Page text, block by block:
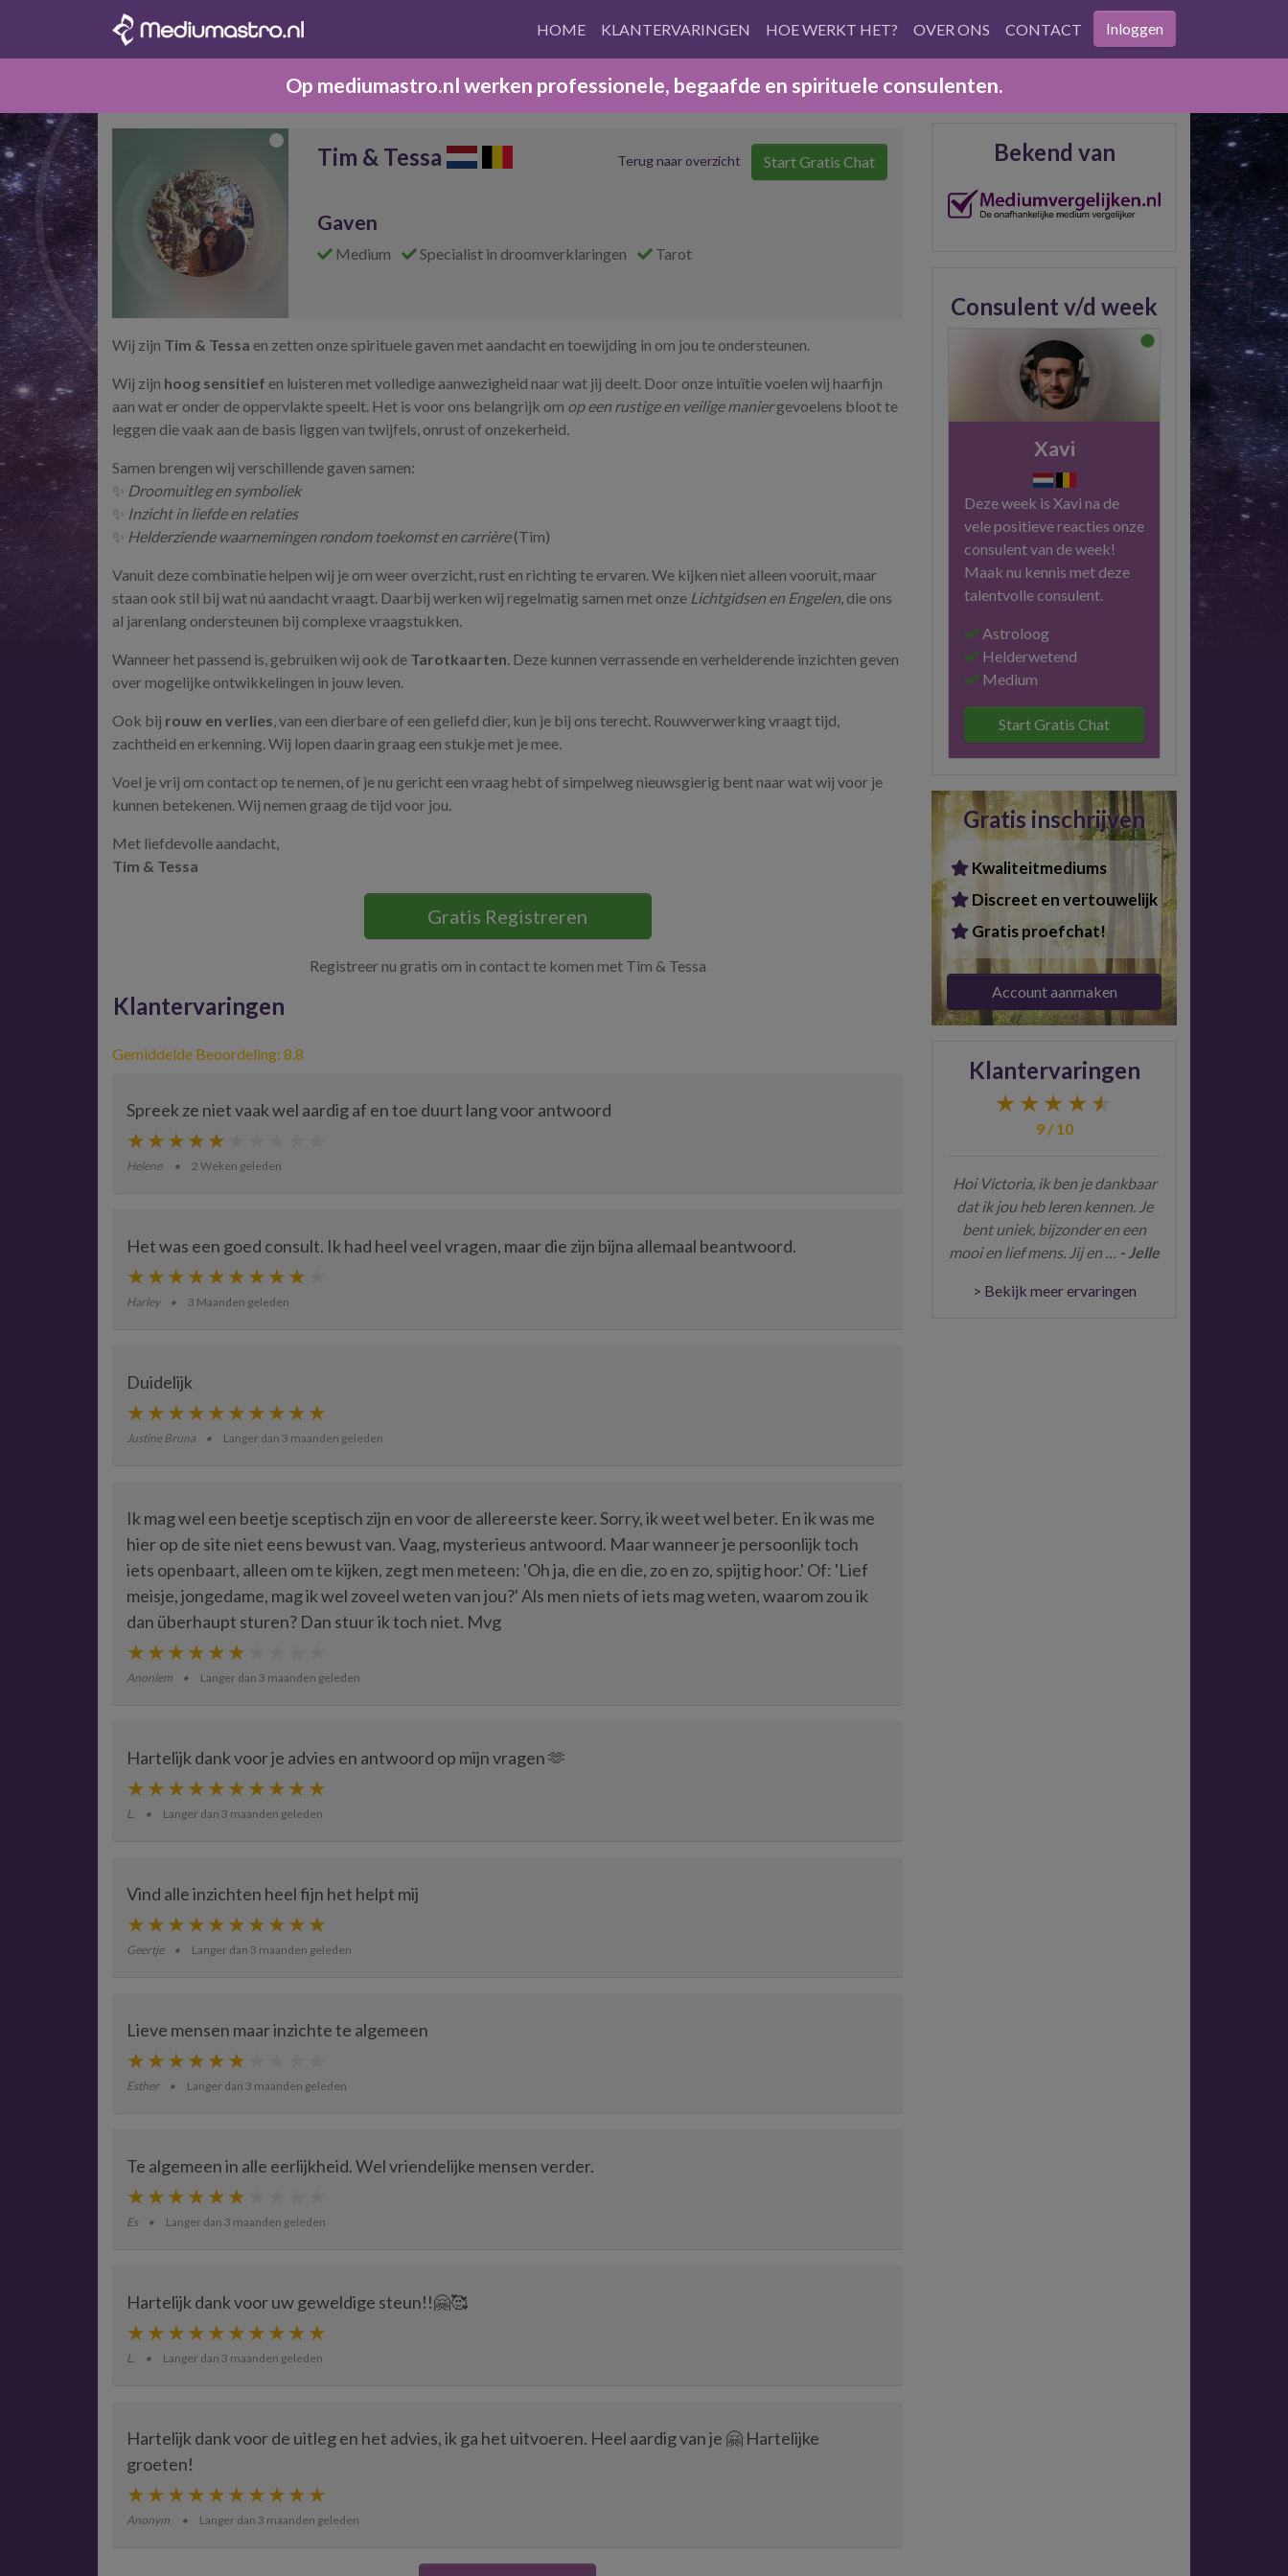
HOME KLANTERVARINGEN HOE WERKT HET? OVER ONS CONTACT Inloggen
Op mediumastro.nl werken professionele, begaafde en spirituele consulenten.
Tim & Tessa Terug naar overzicht Start Gratis Chat
Gaven
Medium Specialist in droomverklaringen Tarot
Wij zijn Tim & Tessa en zetten onze spirituele gaven met aandacht en toewijding in om jou te ondersteunen.
Wij zijn hoog sensitief en luisteren met volledige aanwezigheid naar wat jij deelt. Door onze intuïtie voelen wij haarfijn
aan wat er onder de oppervlakte speelt. Het is voor ons belangrijk om op een rustige en veilige maniergevoelens bloot te
leggen die vaak aan de basis liggen van twijfels, onrust of onzekerheid.
Samen brengen wij verschillende gaven samen:
✨ Droomuitleg en symboliek
✨ Inzicht in liefde en relaties
✨ Helderziende waarnemingen rondom toekomst en carrière(Tim)
Vanuit deze combinatie helpen wij je om weer overzicht, rust en richting te ervaren. We kijken niet alleen vooruit, maar
staan ook stil bij wat nú aandacht vraagt. Daarbij werken wij regelmatig samen met onze Lichtgidsen en Engelen, die ons
al jarenlang ondersteunen bij complexe vraagstukken.
Wanneer het passend is, gebruiken wij ook de Tarotkaarten. Deze kunnen verrassende en verhelderende inzichten geven
over mogelijke ontwikkelingen in jouw leven.
Ook bij rouw en verlies, van een dierbare of een geliefd dier, kun je bij ons terecht. Rouwverwerking vraagt tijd,
zachtheid en erkenning. Wij lopen daarin graag een stukje met je mee.
Voel je vrij om contact op te nemen, of je nu gericht een vraag hebt of simpelweg nieuwsgierig bent naar wat wij voor je
kunnen betekenen. Wij nemen graag de tijd voor jou.
Met liefdevolle aandacht,
Tim & Tessa
Gratis Registreren
Registreer nu gratis om in contact te komen met Tim & Tessa
Klantervaringen
Gemiddelde Beoordeling: 8.8
Spreek ze niet vaak wel aardig af en toe duurt lang voor antwoord
Helene 2 Weken geleden
Het was een goed consult. Ik had heel veel vragen, maar die zijn bijna allemaal beantwoord.
Harley 3 Maanden geleden
Duidelijk
Justine Bruna Langer dan 3 maanden geleden
Ik mag wel een beetje sceptisch zijn en voor de allereerste keer. Sorry, ik weet wel beter. En ik was me
hier op de site niet eens bewust van. Vaag, mysterieus antwoord. Maar wanneer je persoonlijk toch
iets openbaart, alleen om te kijken, zegt men meteen: 'Oh ja, die en die, zo en zo, spijtig hoor.' Of: 'Lief
meisje, jongedame, mag ik wel zoveel weten van jou?' Als men niets of iets mag weten, waarom zou ik
dan überhaupt sturen? Dan stuur ik toch niet. Mvg
Anoniem Langer dan 3 maanden geleden
Hartelijk dank voor je advies en antwoord op mijn vragen 🫶
L. Langer dan 3 maanden geleden
Vind alle inzichten heel fijn het helpt mij
Geertje Langer dan 3 maanden geleden
Lieve mensen maar inzichte te algemeen
Esther Langer dan 3 maanden geleden
Te algemeen in alle eerlijkheid. Wel vriendelijke mensen verder.
Es Langer dan 3 maanden geleden
Hartelijk dank voor uw geweldige steun!!🤗🥰
L. Langer dan 3 maanden geleden
Hartelijk dank voor de uitleg en het advies, ik ga het uitvoeren. Heel aardig van je 🤗 Hartelijke
groeten!
Anonym Langer dan 3 maanden geleden
Bekend van
Consulent v/d week
Xavi
Deze week is Xavi na de
vele positieve reacties onze
consulent van de week!
Maak nu kennis met deze
talentvolle consulent.
Astroloog
Helderwetend
Medium
Start Gratis Chat
Gratis inschrijven
Kwaliteitmediums
Discreet en vertouwelijk
Gratis proefchat!
Account aanmaken
Klantervaringen
9 / 10
Hoi Victoria, ik ben je dankbaar
dat ik jou heb leren kennen. Je
bent uniek, bijzonder en een
mooi en lief mens. Jij en … - Jelle
> Bekijk meer ervaringen